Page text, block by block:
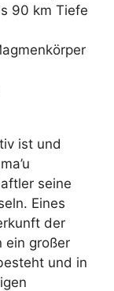
90 km Tiefe
ist und
seine
Eines
der
ein großer
und in